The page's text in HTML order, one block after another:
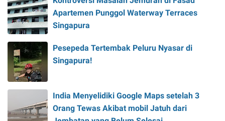
Apartemen Punggol Waterway Terraces
Singapura
Pesepeda Tertembak Peluru Nyasar di
Singapura!
India Menyelidiki Google Maps setelah 3
Orang Tewas Akibat mobil Jatuh dari